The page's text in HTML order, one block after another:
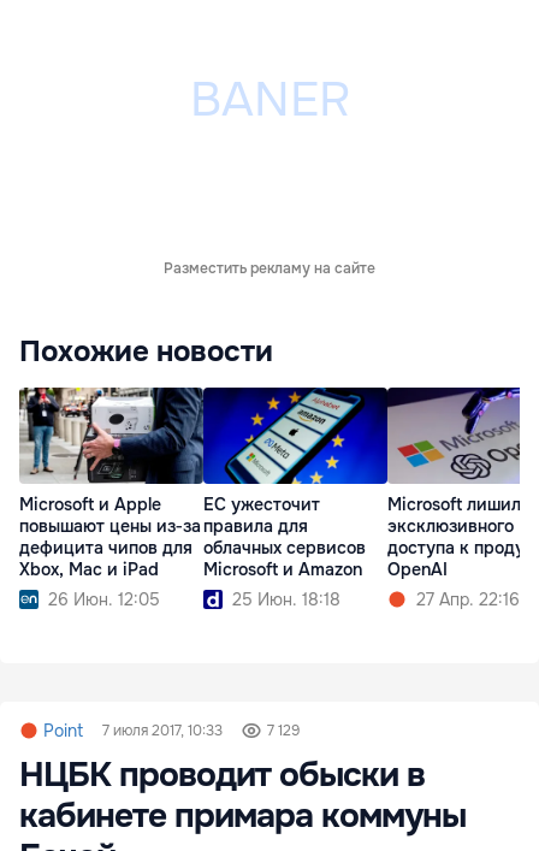
Разместить рекламу на сайте
Похожие новости
Microsoft и Apple
повышают цены из‑за
дефицита чипов для
Xbox, Mac и iPad
26 Июн. 12:05
ЕС ужесточит
правила для
облачных сервисов
Microsoft и Amazon
25 Июн. 18:18
Microsoft
эксклюзивного
доступа к
OpenAI
27 Апр. 22:16
Point 7 июля 2017, 10:33 7 129
НЦБК проводит обыски в
кабинете примара коммуны